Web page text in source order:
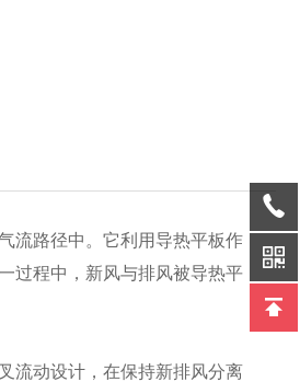
流路径中。它利用导热平板作
过程中，新风与排风被导热平
流动设计，在保持新排风分离